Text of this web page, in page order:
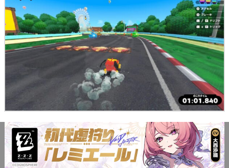
ちなみにステージはアクションのみならず、場所によ
ってはレース、シューティング、巨大ボス戦が展開さ